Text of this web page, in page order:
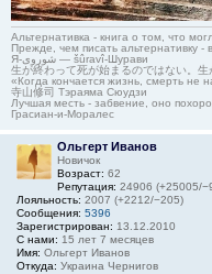
Альтернативка - книга о том, что
Прежде, чем писать альтернативку -
Я-شوروی — šûravî-Шурави
生が終わって死が始まるのではない。生
«Когда кончается жизнь, смерть не
寺山修司 Тэраяма Сюудзи
Лучшая месть - забвение, оно
Грасиан-и-Моралес
Ольгерт Иванов
Новичок
Возраст: 62
Репутация: 24906 (+25005/
Лояльность: 2007 (+2212/−205)
Сообщения: 5396
Зарегистрирован: 13.12.2010
С нами: 15 лет 7 месяцев
Имя: Ольгерт Иванов
Откуда: Украина Чернигов